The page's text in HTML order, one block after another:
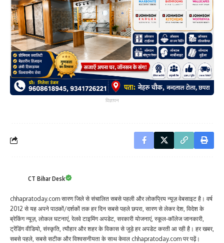
विज्ञापन
CT Bihar Desk
chhapratoday.com सारण जिले से संचालित सबसे पहली और लोकप्रिय न्यूज़ वेबसाइट है। वर्ष
2012 से यह अपने पाठकों/दर्शकों तक हर दिन सबसे पहले छपरा, सारण से लेकर देश, विदेश के
ब्रेकिंग न्यूज़, लोकल घटनाएं, रेलवे टाइमिंग अपडेट, सरकारी योजनाएं, स्कूल-कॉलेज जानकारी,
ट्रेंडिंग वीडियो, संस्कृति, त्यौहार और शहर के विकास से जुड़े हर अपडेट करती आ रही है। हर खबर,
सबसे पहले, सबसे सटीक और विश्वसनीयता के साथ केवल chhapratoday.com पर पढ़ें।